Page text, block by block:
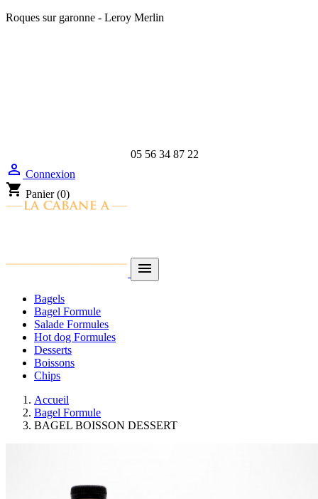
Roques sur garonne - Leroy Merlin
05 56 34 87 22
 Connexion
shopping_cart Panier (0)

Bagels
Bagel Formule
Salade Formules
Hot dog Formules
Desserts
Boissons
Chips
Accueil
Bagel Formule
BAGEL BOISSON DESSERT